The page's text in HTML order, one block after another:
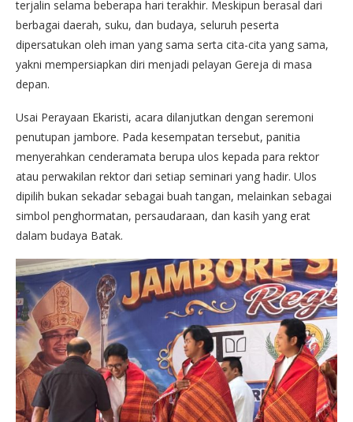
terjalin selama beberapa hari terakhir. Meskipun berasal dari
berbagai daerah, suku, dan budaya, seluruh peserta
dipersatukan oleh iman yang sama serta cita-cita yang sama,
yakni mempersiapkan diri menjadi pelayan Gereja di masa
depan.
Usai Perayaan Ekaristi, acara dilanjutkan dengan seremoni
penutupan jambore. Pada kesempatan tersebut, panitia
menyerahkan cenderamata berupa ulos kepada para rektor
atau perwakilan rektor dari setiap seminari yang hadir. Ulos
dipilih bukan sekadar sebagai buah tangan, melainkan sebagai
simbol penghormatan, persaudaraan, dan kasih yang erat
dalam budaya Batak.